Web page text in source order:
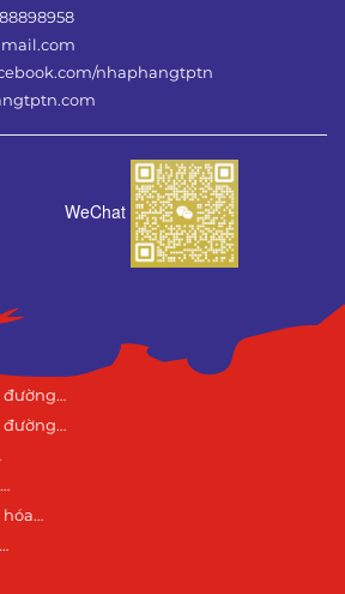
nhaphangtptn
WeChat
đường…
đường…
hóa…